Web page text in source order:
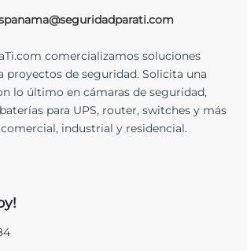
comercializamos soluciones
proyectos de seguridad. Solicita una
lo último en cámaras de seguridad,
para UPS, router, switches y más
industrial y residencial.